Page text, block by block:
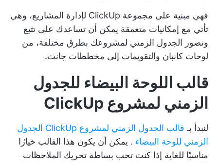
فهي مبنية على مجموعة ClickUp لإدارة المشاريع، وهي
تأتي مع إمكانيات متعمقة يمكن أن تساعدك على تتبع
وتصور الجدول الزمني لمشروعك بطرق مختلفة، من
لوحات كانبان والتقويمات إلى مخططات جانت.
قالب اللوحة البيضاء للجدول
الزمني لمشروع ClickUp
لنبدأ بـ
قالب الجدول الزمني لمشروع ClickUp الجدول
الزمني للوحة البيضاء . يمكن أن يكون هذا القالب خيارًا
مناسبًا للغاية إذا كنت تحب بساطة تحريك الملاحظات